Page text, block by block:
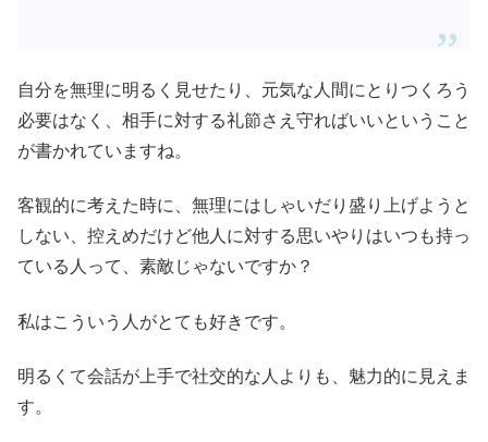
自分を無理に明るく見せたり、元気な人間にとりつくろう
必要はなく、相手に対する礼節さえ守ればいいということ
が書かれていますね。
客観的に考えた時に、無理にはしゃいだり盛り上げようと
しない、控えめだけど他人に対する思いやりはいつも持っ
ている人って、素敵じゃないですか？
私はこういう人がとても好きです。
明るくて会話が上手で社交的な人よりも、魅力的に見えま
す。